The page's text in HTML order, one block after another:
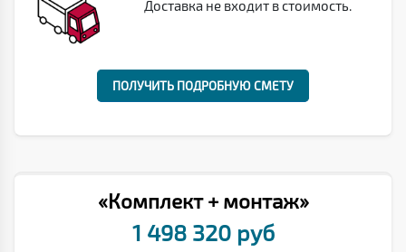
Доставка не входит в стоимость.
ПОЛУЧИТЬ ПОДРОБНУЮ СМЕТУ
«Комплект + монтаж»
1 498 320 руб